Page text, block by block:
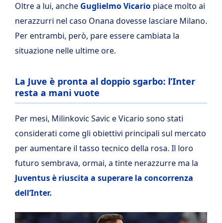
Oltre a lui, anche Guglielmo Vicario piace molto ai
nerazzurri nel caso Onana dovesse lasciare Milano.
Per entrambi, però, pare essere cambiata la
situazione nelle ultime ore.
La Juve è pronta al doppio sgarbo: l’Inter
resta a mani vuote
Per mesi, Milinkovic Savic e Vicario sono stati
considerati come gli obiettivi principali sul mercato
per aumentare il tasso tecnico della rosa. Il loro
futuro sembrava, ormai, a tinte nerazzurre ma la
Juventus è riuscita a superare la concorrenza
dell’Inter.